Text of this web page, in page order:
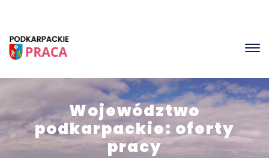
Województwo
podkarpackie: oferty
pracy